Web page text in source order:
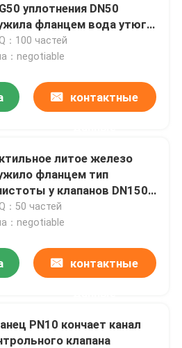
уплотнения DN50
фланцем вода утюга
дуктильная
：100 частей
：negotiable
контактные
литое железо
фланцем тип
y клапанов DN150
фильтра стрейнера
：50 частей
：negotiable
контактные
PN10 кончает канал
клапана